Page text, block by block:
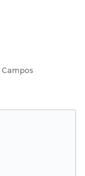
Campos